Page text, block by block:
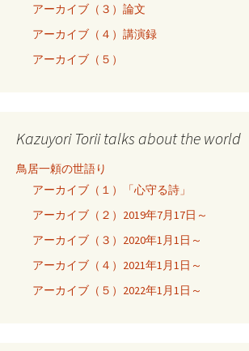
アーカイブ（３）論文
アーカイブ（４）講演録
アーカイブ（５）
Kazuyori Torii talks about the world
鳥居一頼の世語り
アーカイブ（１）「心守る詩」
アーカイブ（２）2019年7月17日～
アーカイブ（３）2020年1月1日～
アーカイブ（４）2021年1月1日～
アーカイブ（５）2022年1月1日～